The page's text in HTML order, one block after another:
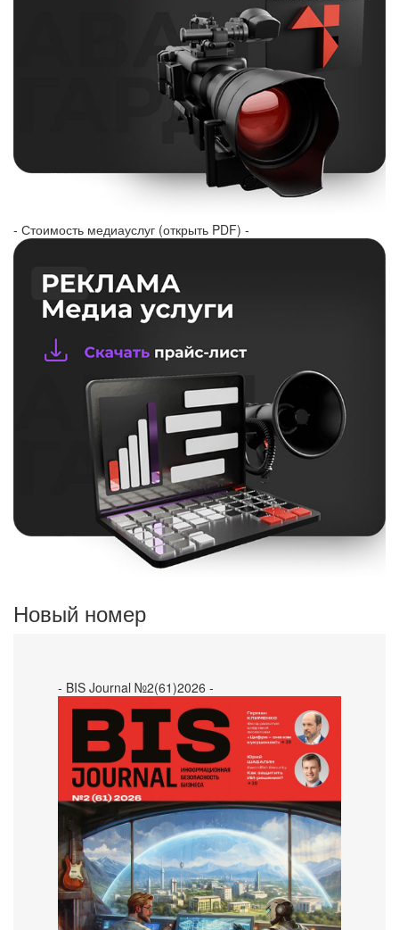
- Стоимость медиауслуг (открыть PDF) -
Новый номер
- BIS Journal №2(61)2026 -